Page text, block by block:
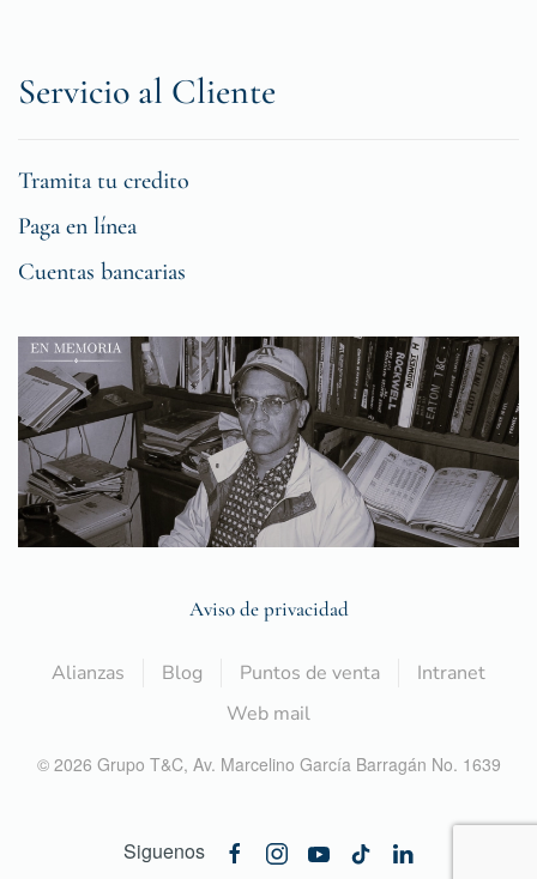
Servicio al Cliente
Tramita tu credito
Paga en línea
Cuentas bancarias
Aviso de privacidad
Alianzas Blog Puntos de venta
Intranet
Web mail
© 2026 Grupo T&C, Av. Marcelino García Barragán No. 1639
Siguenos